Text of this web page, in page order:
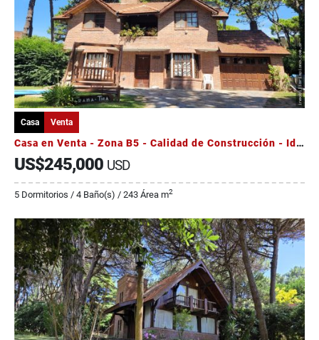
Casa Venta
Casa en Venta - Zona B5 - Calidad de Construcción - Ideal Vivienda
US$245,000 USD
5 Dormitorios / 4 Baño(s) / 243 Área m2